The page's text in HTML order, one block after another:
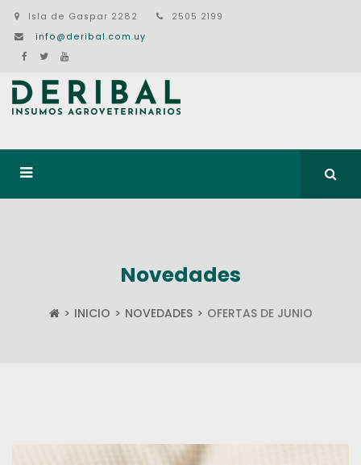
Isla de Gaspar 2282
2505 2199
info@deribal.com.uy
Novedades
INICIO NOVEDADES OFERTAS DE JUNIO